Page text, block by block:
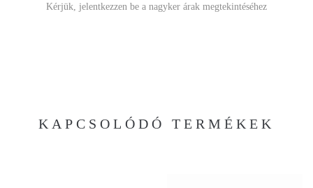
Kérjük, jelentkezzen be a nagyker árak megtekintéséhez
KAPCSOLÓDÓ TERMÉKEK